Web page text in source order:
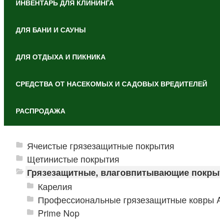
ИНВЕНТАРЬ ДЛЯ КЛИНИНГА
ДЛЯ БАНИ И САУНЫ
ДЛЯ ОТДЫХА И ПИКНИКА
СРЕДСТВА ОТ НАСЕКОМЫХ И САДОВЫХ ВРЕДИТЕЛЕЙ
РАСПРОДАЖА
Ячеистые грязезащитные покрытия
Щетинистые покрытия
Грязезащитные, влаговпитывающие
Карелия
Профессиональные грязезащитные ковры
Prime Nop